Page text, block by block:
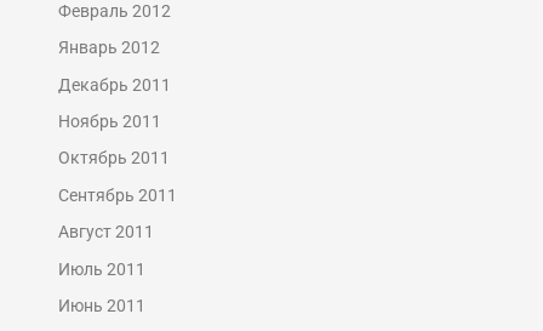
Февраль 2012
Январь 2012
Декабрь 2011
Ноябрь 2011
Октябрь 2011
Сентябрь 2011
Август 2011
Июль 2011
Июнь 2011